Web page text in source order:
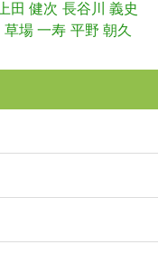
上田 健次 長谷川 義史
草場 一寿 平野 朝久